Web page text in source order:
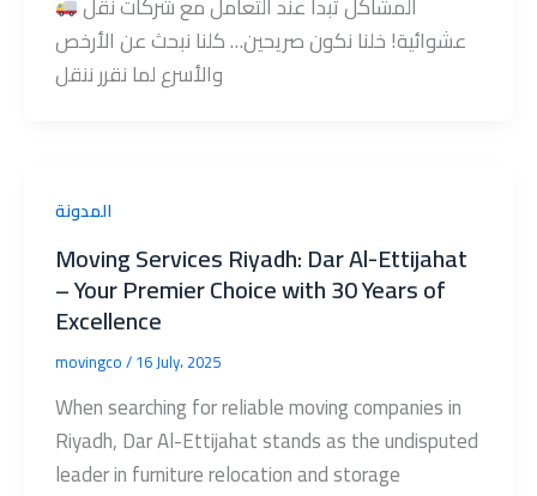
عشوائية! خلنا نكون صريحين… كلنا نبحث عن الأرخص
والأسرع لما نقرر ننقل
المدونة
Moving Services Riyadh: Dar Al-Ettijahat
– Your Premier Choice with 30 Years of
Excellence
movingco/16 July، 2025
When searching for reliable moving companies in
Riyadh, Dar Al-Ettijahat stands as the undisputed
leader in furniture relocation and storage